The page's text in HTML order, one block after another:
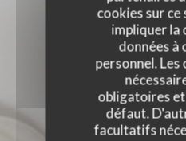
cookies sur
impliquer la
données à
personnel. Les
obligatoires
défaut.
facultatifs